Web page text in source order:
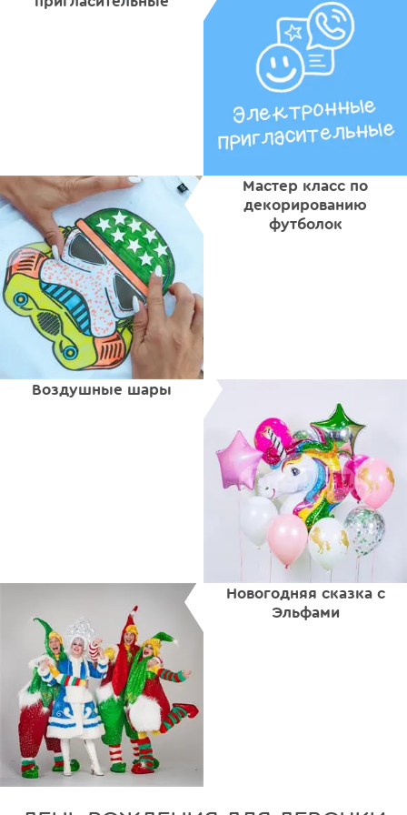
Мастер класс по
декорированию
футболок
Воздушные шары
Новогодняя сказка с
Эльфами